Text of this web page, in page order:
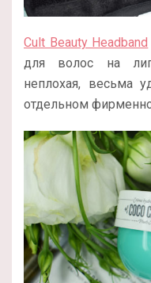
Cult Beauty Headband
для волос на
неплохая, весьма
отдельном